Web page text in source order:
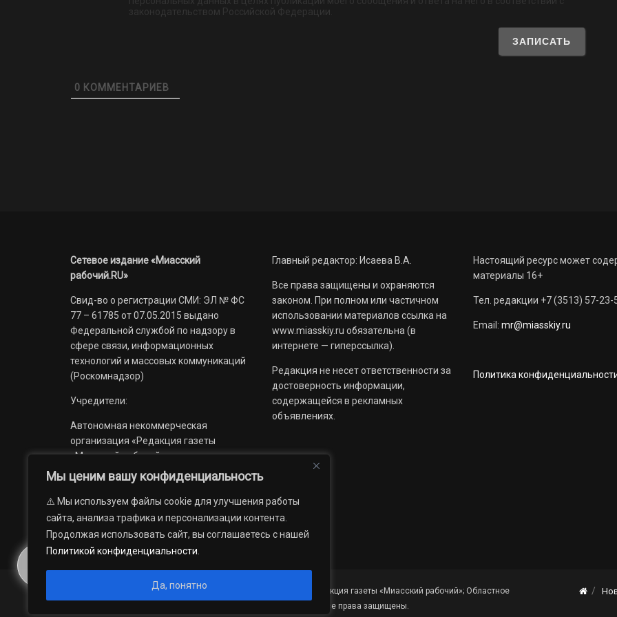
Мы ценим вашу конфиденциальность
⚠️ Мы используем файлы cookie для улучшения работы
сайта, анализа трафика и персонализации контента.
Продолжая использовать сайт, вы соглашаетесь с нашей
Политикой конфиденциальности
Да, понятно
законодательством Российской Федерации.
0 КОММЕНТАРИЕВ
Сетевое издание «Миасский
рабочий.RU»
Свид-во о регистрации СМИ: ЭЛ № ФС
77 – 61785 от 07.05.2015 выдано
Федеральной службой по надзору в
сфере связи, информационных
технологий и массовых коммуникаций
(Роскомнадзор)
Учредители:
Автономная некоммерческая
организация «Редакция газеты
«Миасский рабочий»;
Областное государственное
учреждение «Издательский дом
Главный редактор: Исаева В.А.
Все права защищены и охраняются
законом. При полном или частичном
использовании материалов ссылка на
www.miasskiy.ru обязательна (в
интернете — гиперссылка).
Редакция не несет ответственности за
достоверность информации,
содержащейся в рекламных
объявлениях.
Настоящий ресурс может
материалы 16+
Тел. редакции +7 (3513) 57-23-
Email: mr@miasskiy.ru
Политика
© 2012 — 2026. Автономная некоммерческая организация «Редакция газеты «Миасский рабочий»; Областное
государственное учреждение «Издательский дом «Губерния». Все права защищены.